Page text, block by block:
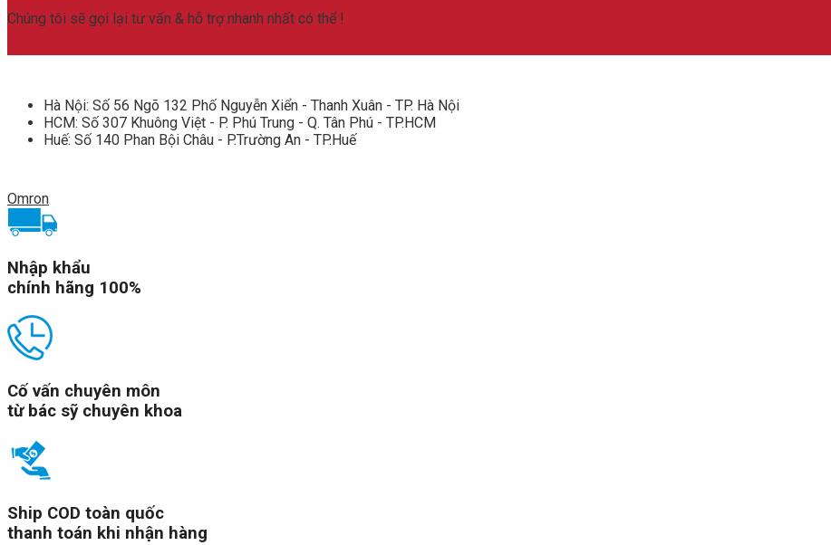
lượng
Chúng tôi sẽ gọi lại tư vấn & hỗ trợ nhanh nhất có thể !
Hà Nội: Số 56 Ngõ 132 Phố Nguyễn Xiển - Thanh Xuân - TP. Hà Nội
HCM: Số 307 Khuông Việt - P. Phú Trung - Q. Tân Phú - TP.HCM
Huế: Số 140 Phan Bội Châu - P.Trường An - TP.Huế
Omron
Nhập khẩu
chính hãng 100%
Cố vấn chuyên môn
từ bác sỹ chuyên khoa
Ship COD toàn quốc
thanh toán khi nhận hàng